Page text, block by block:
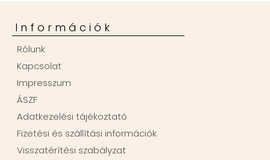
Információk
Rólunk
Kapcsolat
Impresszum
ÁSZF
Adatkezelési tájékoztató
Fizetési és szállítási információk
Visszatérítési szabályzat